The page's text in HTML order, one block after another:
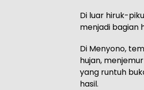
Di luar hiruk-
menjadi bagian
Di Menyono,
hujan,
yang runtuh
hasil.